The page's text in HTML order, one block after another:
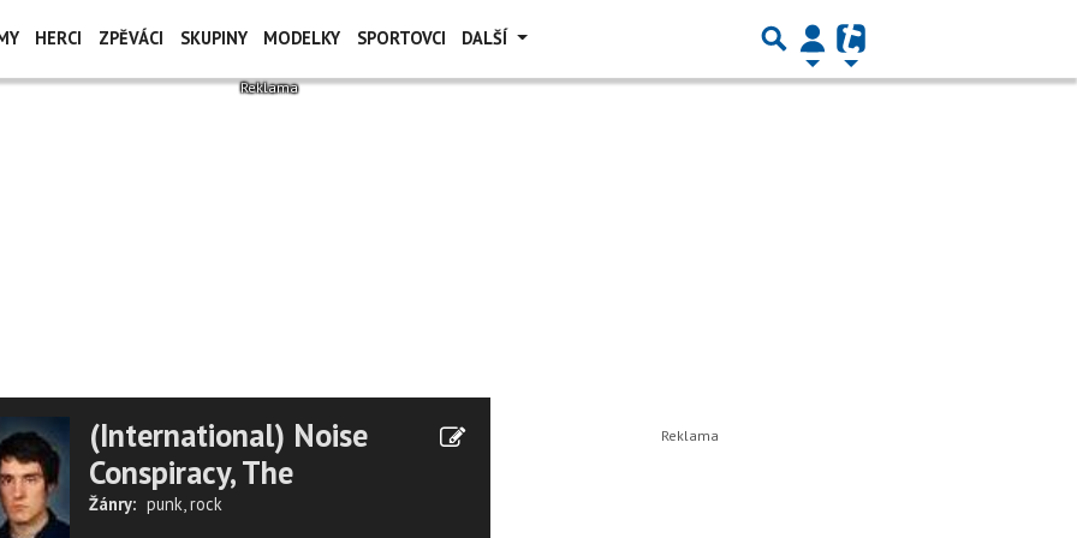
HERCI ZPĚVÁCI SKUPINY MODELKY SPORTOVCI DALŠÍ
(International) Noise
Conspiracy, The
Žánry: punk,rock